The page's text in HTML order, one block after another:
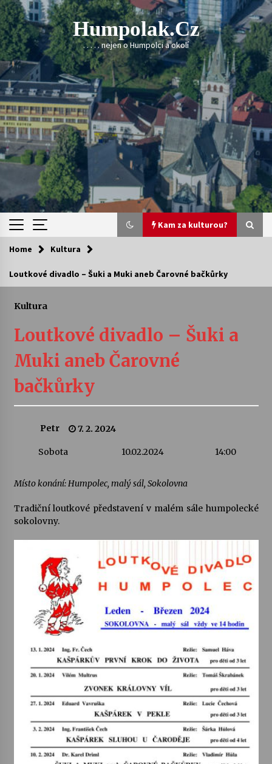
Skip
to
content
Humpolak.cz
. . . . . nejen o Humpolci a okolí
Kam za kulturou?
Kam za kulturou?
kapkou
Veselí muzikanti
28. 7. 2026
Letní koncerty ve Stromovce: Kolchoz a
28. 7. 2026
Votavžatský ploty
23. 7. 2026
Letní koncerty ve Stromovce: Rufus Miller
Vysočinka
17. 7. 2026
Ozvěny prázdnin
14. 7. 2026
Home Kultura
Loutkové divadlo – Šuki a Muki aneb Čarovné bačkůrky
Kultura
Loutkové divadlo – Šuki a
Muki aneb Čarovné
bačkůrky
Petr 7. 2. 2024
Sobota 10.02.2024 14:00
Místo konání: Humpolec, malý sál, Sokolovna
Tradiční loutkové představení v malém sále humpolecké
sokolovny.